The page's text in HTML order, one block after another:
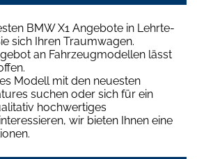
BMW X1 Angebote in Lehrte-
sich Ihren Traumwagen.
an Fahrzeugmodellen lässt
Modell mit den neuesten
suchen oder sich für ein
hochwertiges
wir bieten Ihnen eine